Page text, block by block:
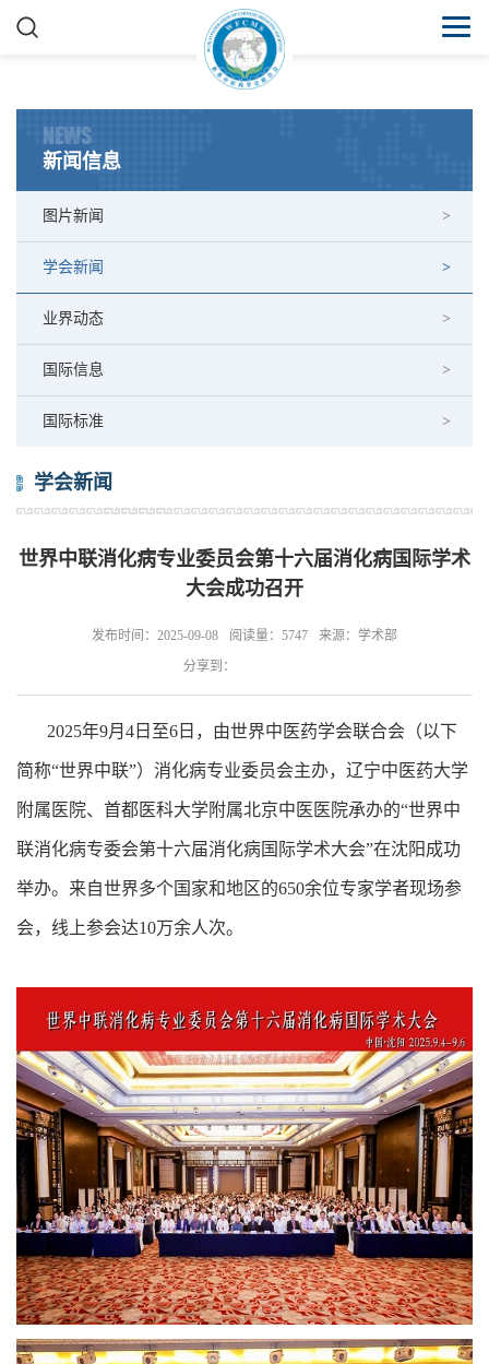
NEWS
新闻信息
图片新闻
学会新闻
业界动态
国际信息
国际标准
学会新闻
世界中联消化病专业委员会第十六届消化病国际学术
大会成功召开
发布时间：2025-09-08 阅读量：5747
来源：学术部
分享到：
2025年9月4日至6日，由世界中医药学会联合会（以下
简称“世界中联”）消化病专业委员会主办，辽宁中医药大学
附属医院、首都医科大学附属北京中医医院承办的“世界中
联消化病专委会第十六届消化病国际学术大会”在沈阳成功
举办。来自世界多个国家和地区的650余位专家学者现场参
会，线上参会达10万余人次。